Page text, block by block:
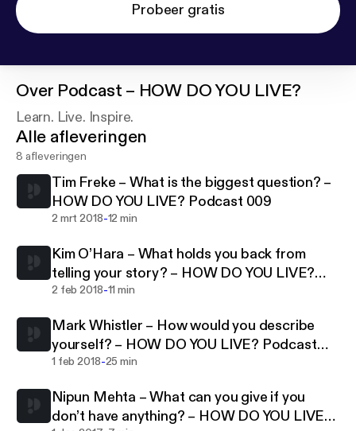
Probeer gratis
Over Podcast – HOW DO YOU LIVE?
Learn. Live. Inspire.
Alle afleveringen
8 afleveringen
Tim Freke – What is the biggest question? –
HOW DO YOU LIVE? Podcast 009
2 mrt 2018-12 min
Kim O’Hara – What holds you back from
telling your story? – HOW DO YOU LIVE?
Podcast 008
2 feb 2018-11 min
Mark Whistler – How would you describe
yourself? – HOW DO YOU LIVE? Podcast
007
1 feb 2018-25 min
Nipun Mehta – What can you give if you
don’t have anything? – HOW DO YOU LIVE?